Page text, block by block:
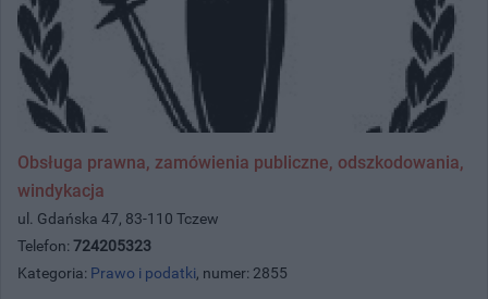
Obsługa prawna, zamówienia publiczne, odszkodowania,
windykacja
ul. Gdańska 47, 83-110 Tczew
Telefon: 724205323
Kategoria: Prawo i podatki, numer: 2855